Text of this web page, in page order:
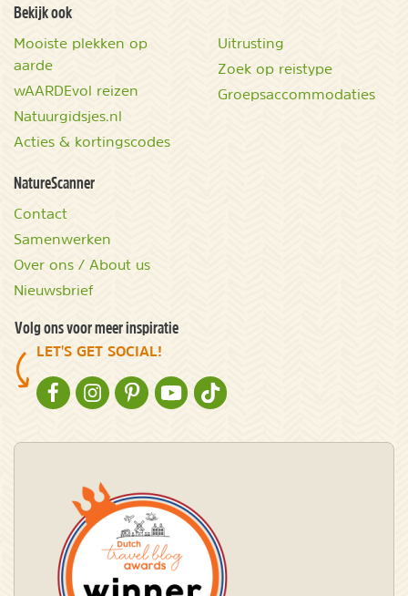
Bekijk ook
Mooiste plekken op
aarde
wAARDEvol reizen
Natuurgidsjes.nl
Acties & kortingscodes
Uitrusting
Zoek op reistype
Groepsaccommodaties
NatureScanner
Contact
Samenwerken
Over ons / About us
Nieuwsbrief
Volg ons voor meer inspiratie
LET'S GET SOCIAL!
NATURESCANNER OP FACEBOOK
NATURESCANNER OP INSTAGRAM
NATURESCANNER OP PINTEREST
NATURESCANNER OP YOUTUBE
NATURESCANNER OP TIKTOK